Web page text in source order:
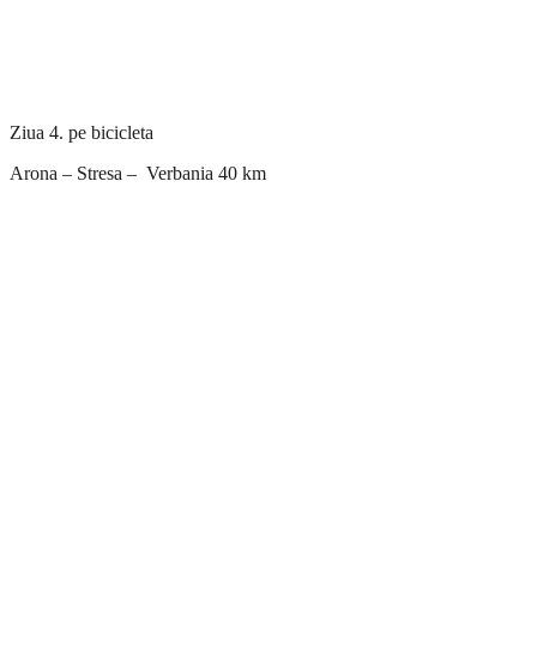
Ziua 4. pe bicicleta
Arona – Stresa – Verbania 40 km